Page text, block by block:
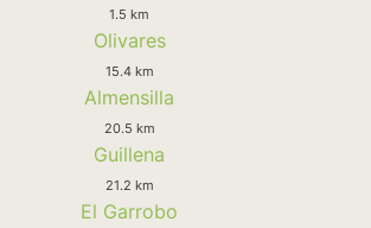
1.5 km
Olivares
15.4 km
Almensilla
20.5 km
Guillena
21.2 km
El Garrobo